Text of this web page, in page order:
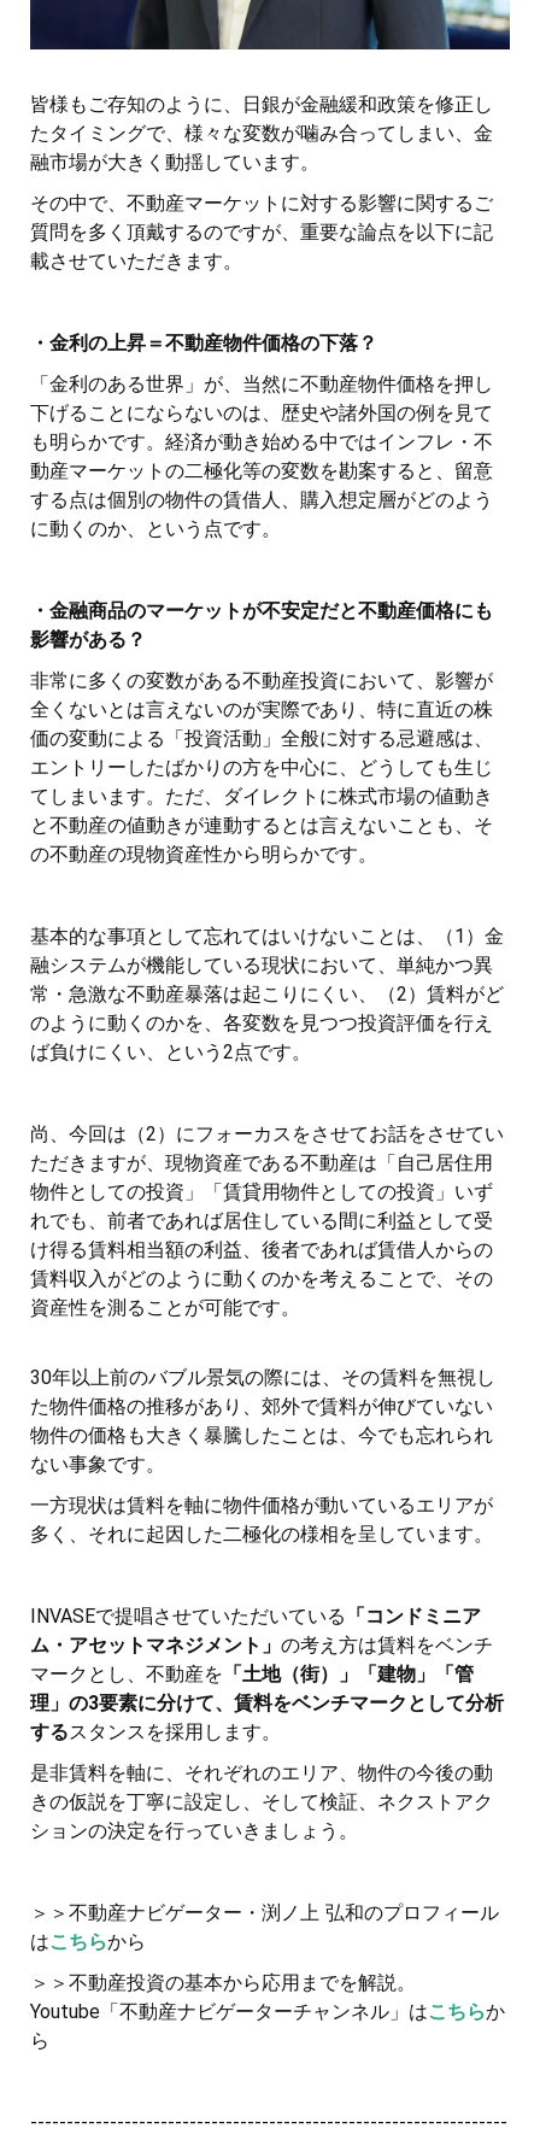
皆様もご存知のように、日銀が金融緩和政策を修正し
たタイミングで、様々な変数が噛み合ってしまい、金
融市場が大きく動揺しています。
その中で、不動産マーケットに対する影響に関するご
質問を多く頂戴するのですが、重要な論点を以下に記
載させていただきます。
・金利の上昇＝不動産物件価格の下落？
「金利のある世界」が、当然に不動産物件価格を押し
下げることにならないのは、歴史や諸外国の例を見て
も明らかです。経済が動き始める中ではインフレ・不
動産マーケットの二極化等の変数を勘案すると、留意
する点は個別の物件の賃借人、購入想定層がどのよう
に動くのか、という点です。
・金融商品のマーケットが不安定だと不動産価格にも
影響がある？
非常に多くの変数がある不動産投資において、影響が
全くないとは言えないのが実際であり、特に直近の株
価の変動による「投資活動」全般に対する忌避感は、
エントリーしたばかりの方を中心に、どうしても生じ
てしまいます。ただ、ダイレクトに株式市場の値動き
と不動産の値動きが連動するとは言えないことも、そ
の不動産の現物資産性から明らかです。
基本的な事項として忘れてはいけないことは、（1）金
融システムが機能している現状において、単純かつ異
常・急激な不動産暴落は起こりにくい、（2）賃料がど
のように動くのかを、各変数を見つつ投資評価を行え
ば負けにくい、という2点です。
尚、今回は（2）にフォーカスをさせてお話をさせてい
ただきますが、現物資産である不動産は「自己居住用
物件としての投資」「賃貸用物件としての投資」いず
れでも、前者であれば居住している間に利益として受
け得る賃料相当額の利益、後者であれば賃借人からの
賃料収入がどのように動くのかを考えることで、その
資産性を測ることが可能です。
30年以上前のバブル景気の際には、その賃料を無視し
た物件価格の推移があり、郊外で賃料が伸びていない
物件の価格も大きく暴騰したことは、今でも忘れられ
ない事象です。
一方現状は賃料を軸に物件価格が動いているエリアが
多く、それに起因した二極化の様相を呈しています。
INVASEで提唱させていただいている 「コンドミニア
ム・アセットマネジメント」 の考え方は賃料をベンチ
マークとし、不動産を 「土地（街）」「建物」「管
理」の3要素に分けて、賃料をベンチマークとして分析
するスタンスを採用します。
是非賃料を軸に、それぞれのエリア、物件の今後の動
きの仮説を丁寧に設定し、そして検証、ネクストアク
ションの決定を行っていきましょう。
＞＞不動産ナビゲーター・渕ノ上 弘和のプロフィール
はこちらから
＞＞不動産投資の基本から応用までを解説。
Youtube「不動産ナビゲーターチャンネル」はこちらか
ら
------------------------------------------------------------------